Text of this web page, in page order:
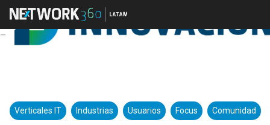
Verticales IT Industrias Usuarios Focus Comunidad